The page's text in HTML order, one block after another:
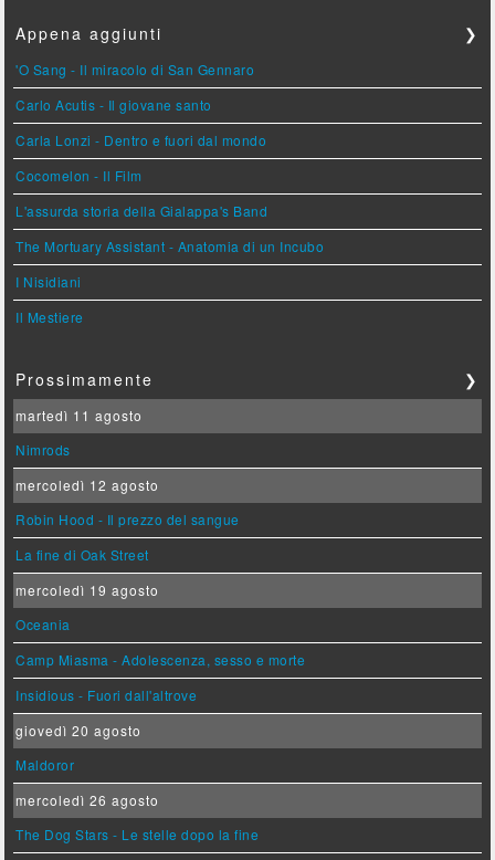
Appena aggiunti ❯
'O Sang - Il miracolo di San Gennaro
Carlo Acutis - Il giovane santo
Carla Lonzi - Dentro e fuori dal mondo
Cocomelon - Il Film
L'assurda storia della Gialappa's Band
The Mortuary Assistant - Anatomia di un Incubo
I Nisidiani
Il Mestiere
Prossimamente ❯
martedì 11 agosto
Nimrods
mercoledì 12 agosto
Robin Hood - Il prezzo del sangue
La fine di Oak Street
mercoledì 19 agosto
Oceania
Camp Miasma - Adolescenza, sesso e morte
Insidious - Fuori dall'altrove
giovedì 20 agosto
Maldoror
mercoledì 26 agosto
The Dog Stars - Le stelle dopo la fine